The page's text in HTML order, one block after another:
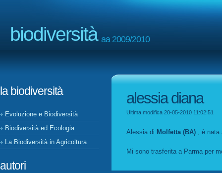
biodiversità aa 2009/2010
la biodiversità
Evoluzione e Biodiversità
Biodiversità ed Ecologia
La Biodiversità in Agricoltura
autori
alessia diana
Ultima modifica 20-05-2010 11:02:51
Alessia di Molfetta (BA) , è nata
Mi sono trasferita a Parma per